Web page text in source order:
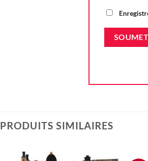
PRODUITS SIMILAIRES